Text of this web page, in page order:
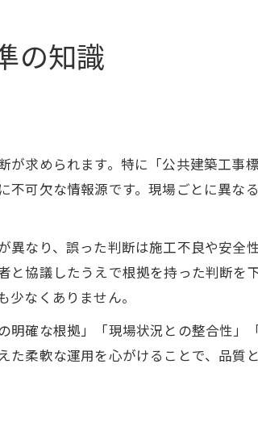
の知識
求められます。特に「公共建築工事
可欠な情報源です。現場ごとに異な
なり、誤った判断は施工不良や安全
協議したうえで根拠を持った判断を
なくありません。
明確な根拠」「現場状況との整合性
柔軟な運用を心がけることで、品質